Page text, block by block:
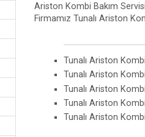
Ariston Kombi Bakım
Firmamız Tunalı Ariston
Tunalı Ariston Kombi
Tunalı Ariston
Tunalı Ariston
Tunalı Ariston Kombi
Tunalı Ariston